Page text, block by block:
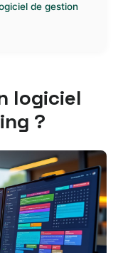
de gestion
logiciel
?